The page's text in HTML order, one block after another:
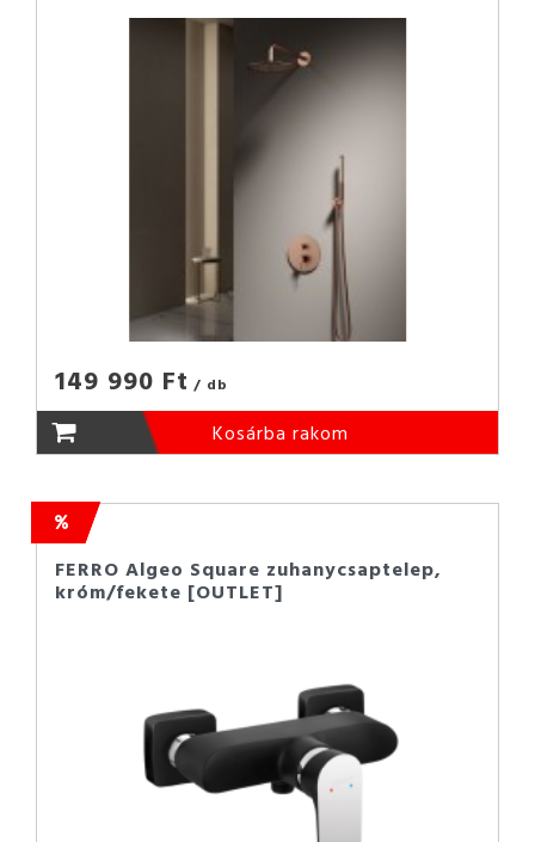
149 990 Ft / db
Kosárba rakom
FERRO Algeo Square zuhanycsaptelep,
króm/fekete [OUTLET]